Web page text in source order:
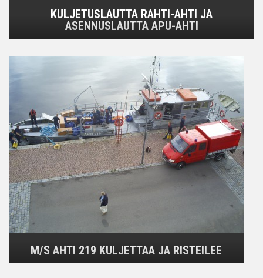
KULJETUSLAUTTA RAHTI-AHTI JA
ASENNUSLAUTTA APU-AHTI
M/S AHTI 219 KULJETTAA JA RISTEILEE